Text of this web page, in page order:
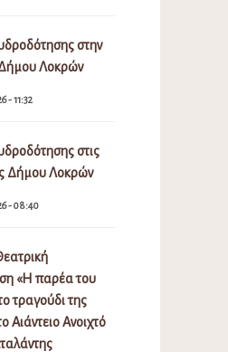
στην
Λοκρών
- 11:32
στις
Δήμου Λοκρών
- 08:40
«Η παρέα του
τραγούδι της
Αιάντειο Ανοιχτό